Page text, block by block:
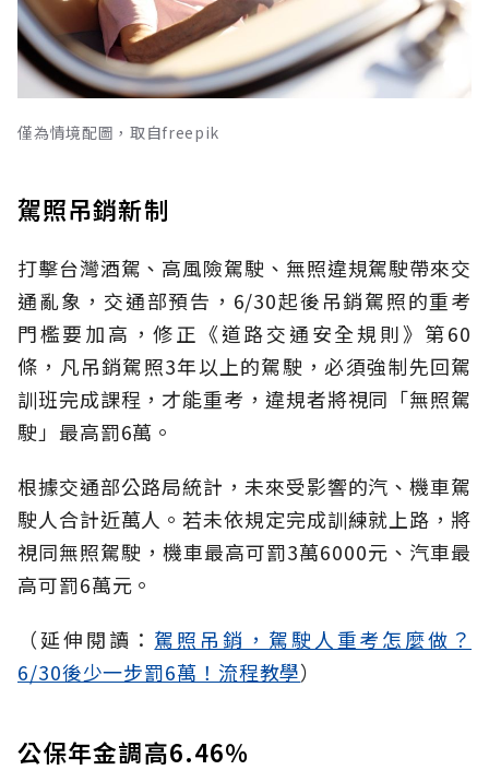
僅為情境配圖，取自freepik
駕照吊銷新制
打擊台灣酒駕、高風險駕駛、無照違規駕駛帶來交
通亂象，交通部預告，6/30起後吊銷駕照的重考
門檻要加高，修正《道路交通安全規則》第60
條，凡吊銷駕照3年以上的駕駛，必須強制先回駕
訓班完成課程，才能重考，違規者將視同「無照駕
駛」最高罰6萬。
根據交通部公路局統計，未來受影響的汽、機車駕
駛人合計近萬人。若未依規定完成訓練就上路，將
視同無照駕駛，機車最高可罰3萬6000元、汽車最
高可罰6萬元。
（延伸閱讀： 駕照吊銷，駕駛人重考怎麼做？
6/30後少一步罰6萬！流程教學）
公保年金調高6.46％